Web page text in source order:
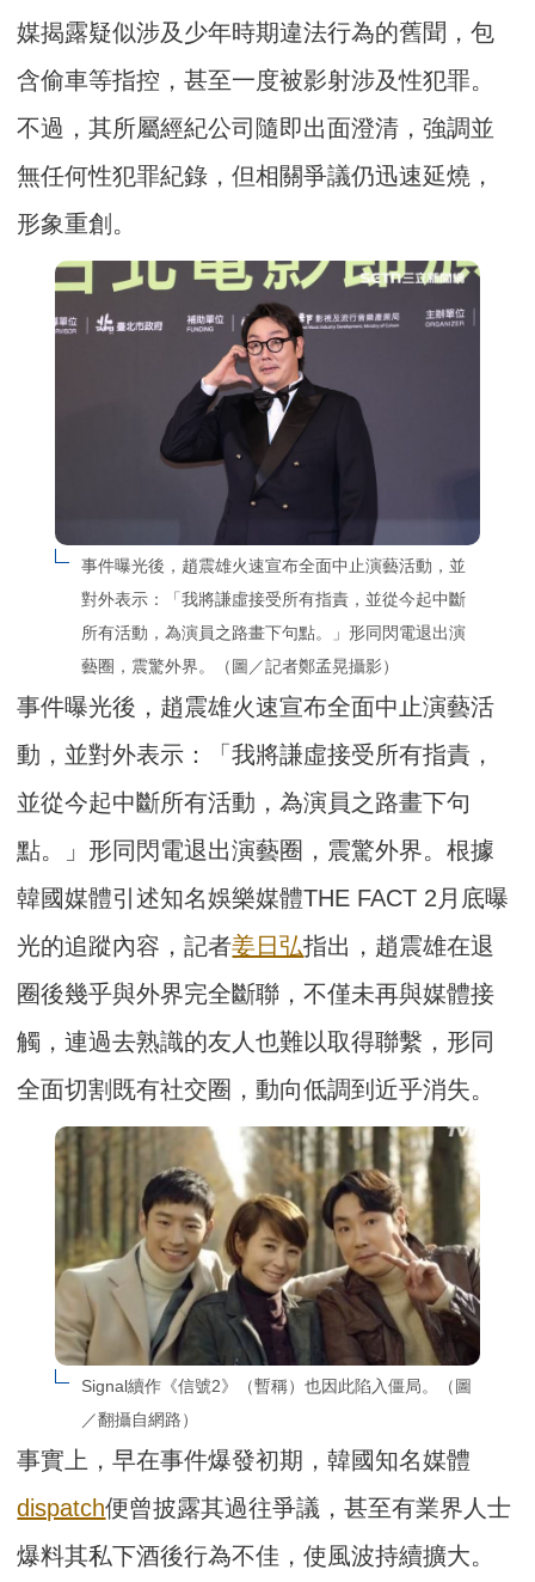
媒揭露疑似涉及少年時期違法行為的舊聞，包
含偷車等指控，甚至一度被影射涉及性犯罪。
不過，其所屬經紀公司隨即出面澄清，強調並
無任何性犯罪紀錄，但相關爭議仍迅速延燒，
形象重創。
事件曝光後，趙震雄火速宣布全面中止演藝活動，並
對外表示：「我將謙虛接受所有指責，並從今起中斷
所有活動，為演員之路畫下句點。」形同閃電退出演
藝圈，震驚外界。（圖／記者鄭孟晃攝影）
事件曝光後，趙震雄火速宣布全面中止演藝活
動，並對外表示：「我將謙虛接受所有指責，
並從今起中斷所有活動，為演員之路畫下句
點。」形同閃電退出演藝圈，震驚外界。根據
韓國媒體引述知名娛樂媒體THE FACT 2月底曝
光的追蹤內容，記者姜日弘指出，趙震雄在退
圈後幾乎與外界完全斷聯，不僅未再與媒體接
觸，連過去熟識的友人也難以取得聯繫，形同
全面切割既有社交圈，動向低調到近乎消失。
Signal續作《信號2》（暫稱）也因此陷入僵局。（圖
／翻攝自網路）
事實上，早在事件爆發初期，韓國知名媒體
dispatch便曾披露其過往爭議，甚至有業界人士
爆料其私下酒後行為不佳，使風波持續擴大。